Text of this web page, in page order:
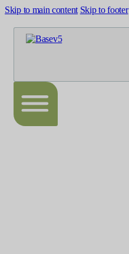
Skip to main content Skip to footer